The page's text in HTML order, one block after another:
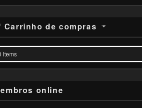
Carrinho de compras
Items
online